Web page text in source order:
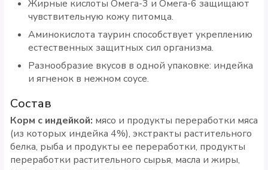
Жирные кислоты Омега-3 и Омега-6 защищают
чувствительную кожу питомца.
Аминокислота таурин способствует укреплению
естественных защитных сил организма.
Разнообразие вкусов в одной упаковке: индейка
и ягненок в нежном соусе.
Состав
Корм с индейкой: мясо и продукты переработки мяса
(из которых индейка 4%), экстракты растительного
белка, рыба и продукты ее переработки, продукты
переработки растительного сырья, масла и жиры,